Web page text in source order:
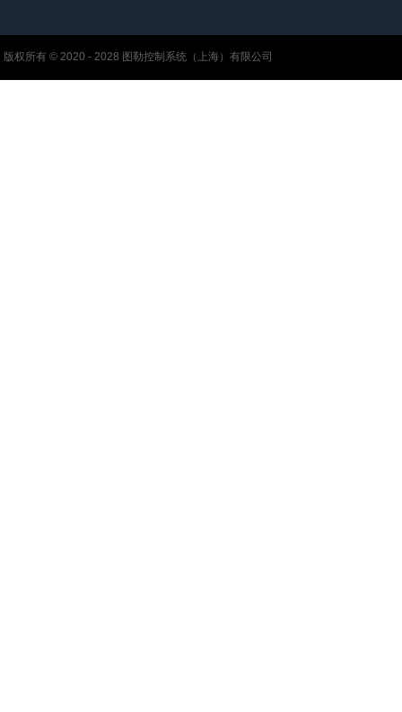
版权所有 © 2020 - 2028 图勒控制系统（上海）有限公司